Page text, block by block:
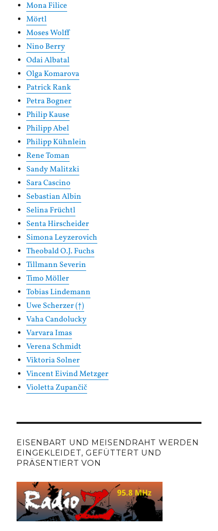
Mona Filice
Mörtl
Moses Wolff
Nino Berry
Odai Albatal
Olga Komarova
Patrick Rank
Petra Bogner
Philip Kause
Philipp Abel
Philipp Kühnlein
Rene Toman
Sandy Malitzki
Sara Cascino
Sebastian Albin
Selina Früchtl
Senta Hirscheider
Simona Leyzerovich
Theobald O.J. Fuchs
Tillmann Severin
Timo Möller
Tobias Lindemann
Uwe Scherzer (†)
Vaha Candolucky
Varvara Imas
Verena Schmidt
Viktoria Solner
Vincent Eivind Metzger
Violetta Zupančič
EISENBART UND MEISENDRAHT WERDEN
EINGEKLEIDET, GEFÜTTERT UND
PRÄSENTIERT VON